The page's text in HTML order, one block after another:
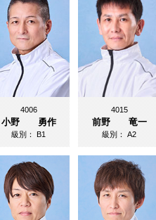
4006
小野 勇作
級別：B1
4015
前野 竜一
級別：A2